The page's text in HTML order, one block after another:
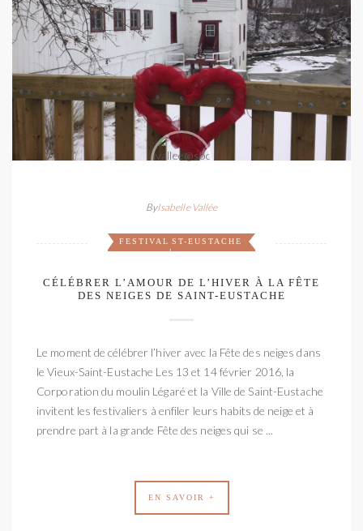
ByIsabelle Vallée
FESTIVAL
,
ST-EUSTACHE
CÉLÉBRER L’AMOUR DE L’HIVER À LA FÊTE
DES NEIGES DE SAINT-EUSTACHE
Le moment de célébrer l’hiver avec la Fête des neiges dans
le Vieux-Saint-Eustache Les 13 et 14 février 2016, la
Corporation du moulin Légaré et la Ville de Saint-Eustache
invitent les festivaliers à enfiler leurs habits de neige et à
prendre part à la grande Fête des neiges qui se ...
EN SAVOIR +